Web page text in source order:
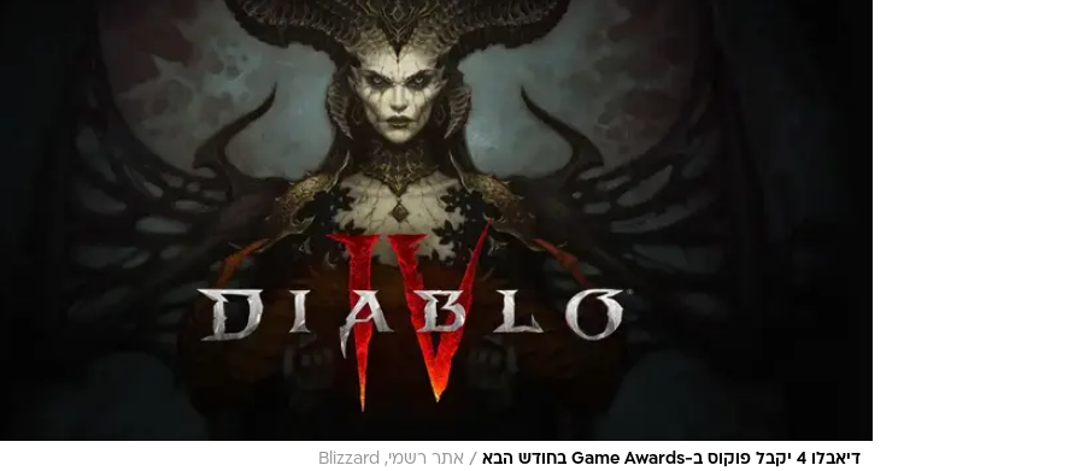
דיאבלו 4 יקבל פוקוס ב-Game Awards בחודש הבא / אתר רשמי, Blizzard